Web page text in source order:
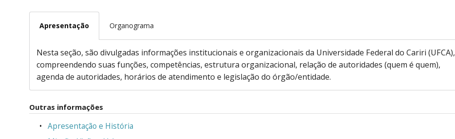
Apresentação Organograma
Nesta seção, são divulgadas informações institucionais e organizacionais da Universidade Federal do Cariri (UFCA),
compreendendo suas funções, competências, estrutura organizacional, relação de autoridades (quem é quem),
agenda de autoridades, horários de atendimento e legislação do órgão/entidade.
Outras informações
Apresentação e História